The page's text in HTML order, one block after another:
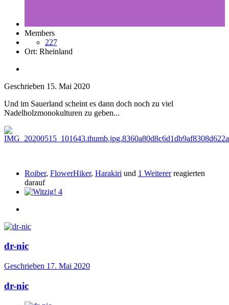
Members
227
Ort: Rheinland
Geschrieben 15. Mai 2020
Und im Sauerland scheint es dann doch noch zu viel
Nadelholzmonokulturen zu geben...
Roiber, FlowerHiker, Harakiri und 1 Weitererreagierten
darauf
4
dr-nic
Geschrieben 17. Mai 2020
dr-nic